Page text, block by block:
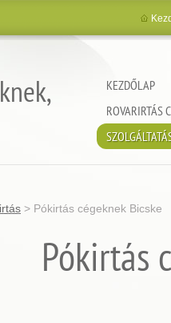
KEZDŐLAP
ROVARIRTÁS
> Pókirtás cégeknek Bicske
Pókirtás